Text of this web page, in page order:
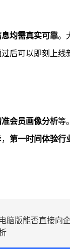
均需真实可靠。
后可以即刻上
会员画像分析等
第一时间体验行
脑版能否直接向